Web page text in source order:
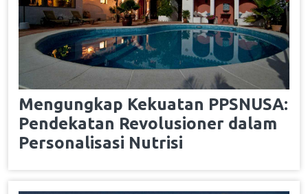
Mengungkap Kekuatan PPSNUSA:
Pendekatan Revolusioner dalam
Personalisasi Nutrisi